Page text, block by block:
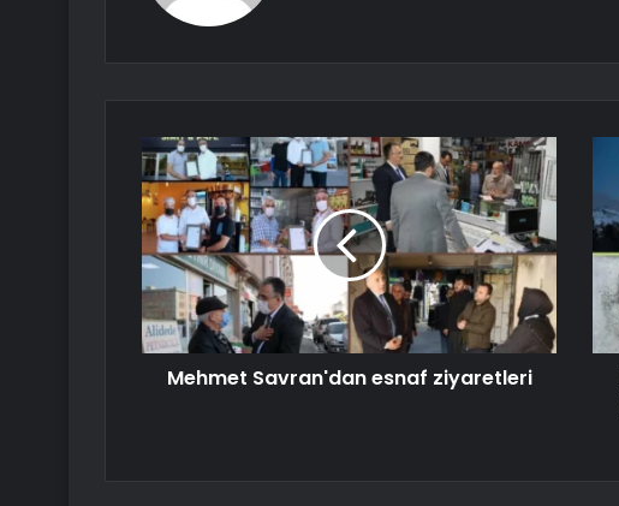
Mehmet Savran'dan esnaf ziyaretleri